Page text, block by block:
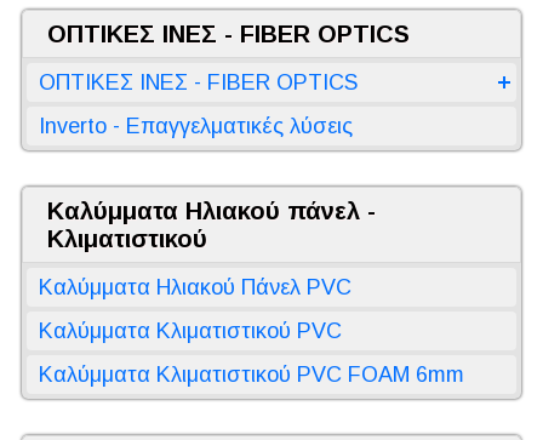
ΟΠΤΙΚΕΣ ΙΝΕΣ - FIBER OPTICS
ΟΠΤΙΚΕΣ ΙΝΕΣ - FIBER OPTICS
Inverto - Επαγγελματικές λύσεις
Καλύμματα Ηλιακού πάνελ -
Κλιματιστικού
Καλύμματα Ηλιακού Πάνελ PVC
Καλύμματα Κλιματιστικού PVC
Καλύμματα Κλιματιστικού PVC FOAM 6mm